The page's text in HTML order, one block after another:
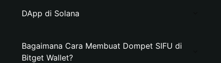
DApp di Solana
Bagaimana Cara Membuat Dompet SIFU di
Bitget Wallet?